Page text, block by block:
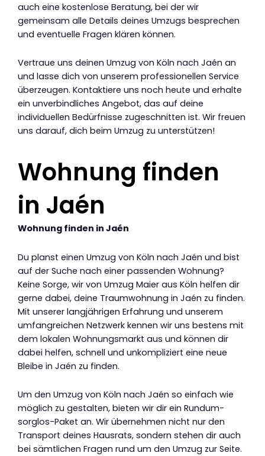
auch eine kostenlose Beratung, bei der wir
gemeinsam alle Details deines Umzugs besprechen
und eventuelle Fragen klären können.
Vertraue uns deinen Umzug von Köln nach Jaén an
und lasse dich von unserem professionellen Service
überzeugen. Kontaktiere uns noch heute und erhalte
ein unverbindliches Angebot, das auf deine
individuellen Bedürfnisse zugeschnitten ist. Wir freuen
uns darauf, dich beim Umzug zu unterstützen!
Wohnung finden
in Jaén
Wohnung finden in Jaén
Du planst einen Umzug von Köln nach Jaén und bist
auf der Suche nach einer passenden Wohnung?
Keine Sorge, wir von Umzug Maier aus Köln helfen dir
gerne dabei, deine Traumwohnung in Jaén zu finden.
Mit unserer langjährigen Erfahrung und unserem
umfangreichen Netzwerk kennen wir uns bestens mit
dem lokalen Wohnungsmarkt aus und können dir
dabei helfen, schnell und unkompliziert eine neue
Bleibe in Jaén zu finden.
Um den Umzug von Köln nach Jaén so einfach wie
möglich zu gestalten, bieten wir dir ein Rundum-
sorglos-Paket an. Wir übernehmen nicht nur den
Transport deines Hausrats, sondern stehen dir auch
bei sämtlichen Fragen rund um den Umzug zur Seite.